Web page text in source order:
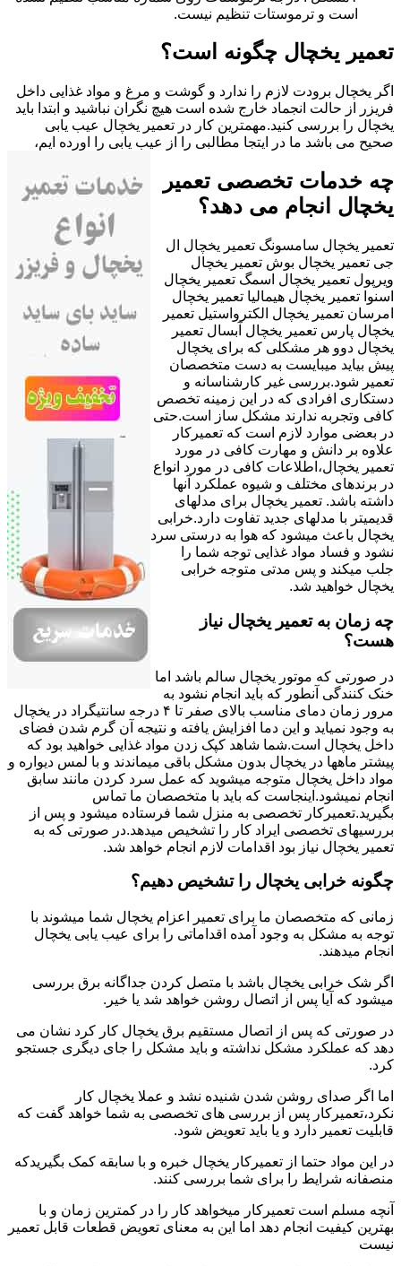
است و ترموستات تنظیم نیست.
تعمیر یخچال چگونه است؟
اگر یخچال برودت لازم را ندارد و گوشت و مرغ و مواد غذایی داخل
فریزر از حالت انجماد خارج شده است هیچ نگران نباشید و ابتدا باید
یخچال را بررسی کنید.مهمترین کار در تعمیر یخچال عیب یابی
صحیح می باشد ما در ایتجا مطالبی را از عیب یابی را اورده ایم،
چه خدمات تخصصی تعمیر
یخچال انجام می دهد؟
تعمیر یخچال سامسونگ تعمیر یخچال ال
جی تعمیر یخچال بوش تعمیر یخچال
ویرپول تعمیر یخچال اسمگ تعمیر یخچال
اسنوا تعمیر یخچال هیمالیا تعمیر یخچال
امرسان تعمیر یخچال الکترواستیل تعمیر
یخچال پارس تعمیر یخچال آبسال تعمیر
یخچال دوو هر مشکلی که برای یخچال
پیش بیاید میبایست به دست متخصصان
تعمیر شود.بررسی غیر کارشناسانه و
دستکاری افرادی که در این زمینه تخصص
کافی وتجربه ندارند مشکل ساز است.حتی
در بعضی موارد لازم است که تعمیرکار
علاوه بر دانش و مهارت کافی در مورد
تعمیر یخچال،اطلاعات کافی در مورد انواع
در برندهای مختلف و شیوه عملکرد آنها
داشته باشد. تعمیر یخچال برای مدلهای
قدیمیتر با مدل‍های جدید تفاوت دارد.خرابی
یخچال باعث میشود که هوا به درستی سرد
نشود و فساد مواد غذایی توجه شما را
جلب میکند و پس مدتی متوجه خرابی
یخچال خواهید شد.
چه زمان به تعمیر یخچال نیاز
هست؟
در صورتی که موتور یخچال سالم باشد اما
خنک کنندگی آنطور که باید انجام نشود به
مرور زمان دمای مناسب بالای صفر تا ۴ درجه سانتیگراد در یخچال
به وجود نمیاید و این دما افزایش یافته و نتیجه آن گرم شدن فضای
داخل یخچال است.شما شاهد کپک زدن مواد غذایی خواهید بود که
پیشتر ماهها در یخچال بدون مشکل باقی میماندند و با لمس دیواره و
مواد داخل یخچال متوجه میشوید که عمل سرد کردن مانند سابق
انجام نمیشود.اینجاست که باید با متخصصان ما تماس
بگیرید.تعمیرکار تخصصی به منزل شما فرستاده میشود و پس از
بررسیهای تخصصی ایراد کار را تشخیص میدهد.در صورتی که به
تعمیر یخچال نیاز بود اقدامات لازم انجام خواهد شد.
چگونه خرابی یخچال را تشخیص دهیم؟
زمانی که متخصصان ما برای تعمیر اعزام یخچال شما میشوند با
توجه به مشکل به وجود آمده اقداماتی را برای عیب یابی یخچال
انجام میدهند.
اگر شک خرابی یخچال باشد با متصل کردن جداگانه برق بررسی
میشود که آیا پس از اتصال روشن خواهد شد یا خیر.
در صورتی که پس از اتصال مستقیم برق یخچال کار کرد نشان می
دهد که عملکرد مشکل نداشته و باید مشکل را جای دیگری جستجو
کرد.
اما اگر صدای روشن شدن شنیده نشد و عملا یخچال کار
نکرد،تعمیرکار پس از بررسی های تخصصی به شما خواهد گفت که
قابلیت تعمیر دارد و یا باید تعویض شود.
در این مواد حتما از تعمیرکار یخچال خبره و با سابقه کمک بگیریدکه
منصفانه شرایط را برای شما بررسی کنند.
آنچه مسلم است تعمیرکار میخواهد کار را در کمترین زمان و با
بهترین کیفیت انجام دهد اما این به معنای تعویض قطعات قابل تعمیر
نیست